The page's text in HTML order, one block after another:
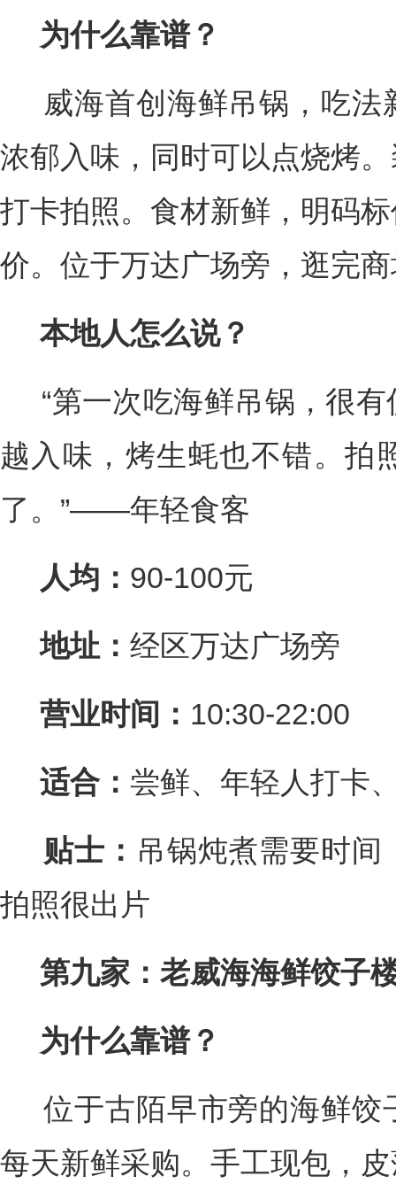
为什么靠谱？
威海首创海鲜吊锅，吃法
浓郁入味，同时可以点烧烤
打卡拍照。食材新鲜，明码
价。位于万达广场旁，逛完
本地人怎么说？
“第一次吃海鲜吊锅，很有
越入味，烤生蚝也不错。拍
了。”——年轻食客
人均： 90-100元
地址： 经区万达广场旁
营业时间： 10:30-22:00
适合： 尝鲜、年轻人打卡
贴士： 吊锅炖煮需要时
拍照很出片
第九家：老威海海鲜饺子
为什么靠谱？
位于古陌早市旁的海鲜饺
每天新鲜采购。手工现包，